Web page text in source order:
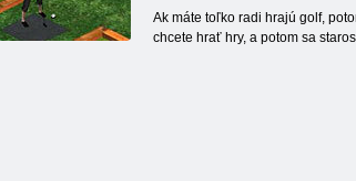
Ak máte toľko radi hrajú golf,
chcete hrať hry, a potom sa